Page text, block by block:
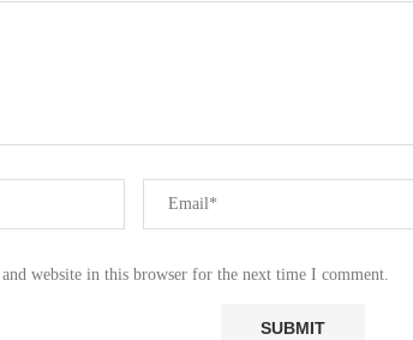
website in this browser for the next time I comment.